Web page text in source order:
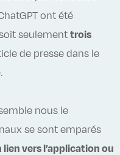
ont été
seulement trois
de presse dans le
nous le
se sont emparés
vers l’application ou